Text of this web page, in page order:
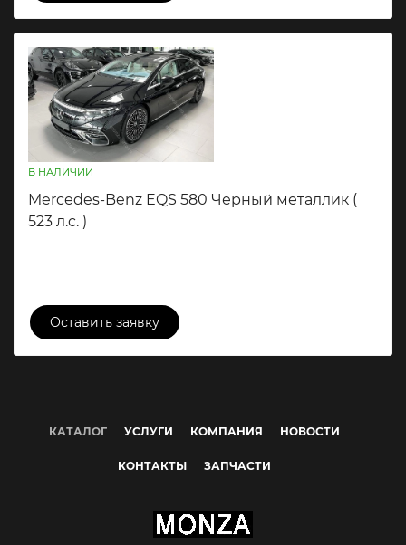
В НАЛИЧИИ
Mercedes-Benz EQS 580 Черный металлик (
523 л.c. )
Оставить заявку
КАТАЛОГ УСЛУГИ КОМПАНИЯ НОВОСТИ
КОНТАКТЫ ЗАПЧАСТИ